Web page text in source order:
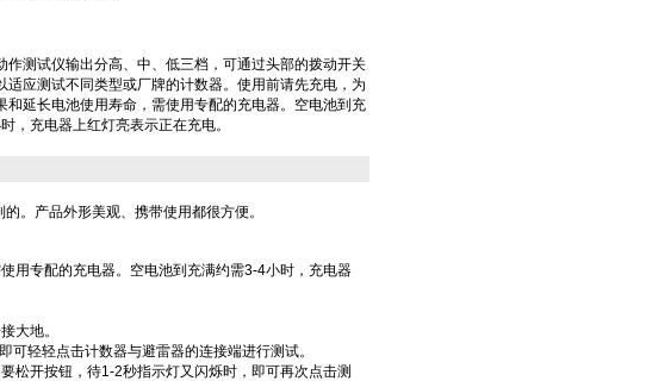
作测试仪输出分高、中、低三档，可通过头部的拨动开关
适应测试不同类型或厂牌的计数器。使用前请先充电，为
和延长电池使用寿命，需使用专配的充电器。空电池到充
，充电器上红灯亮表示正在充电。
。产品外形美观、携带使用都很方便。
专配的充电器。空电池到充满约需3-4小时，充电器
大地。
轻轻点击计数器与避雷器的连接端进行测试。
开按钮，待1-2秒指示灯又闪烁时，即可再次点击测